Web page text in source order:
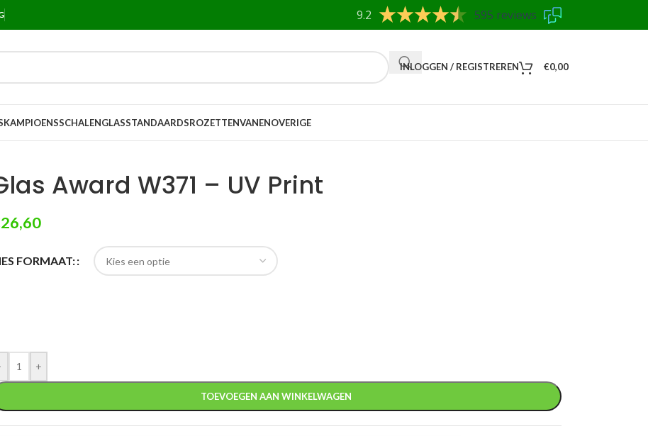
9.2 595 reviews
INLOGGEN / REGISTREREN €0,00
KAMPIOENSSCHALENGLASSTANDAARDSROZETTENVANENOVERIGE
Award W371 – UV Print
26,60
FORMAAT:
+
TOEVOEGEN AAN WINKELWAGEN